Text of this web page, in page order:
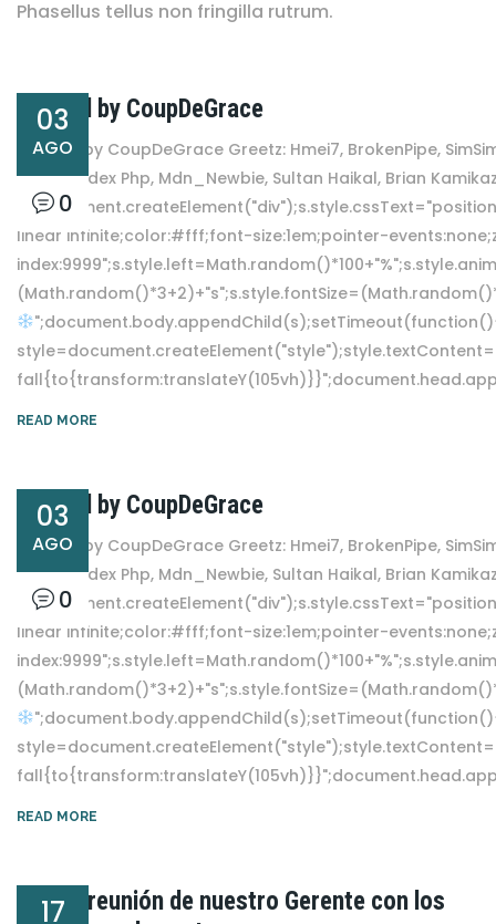
Phasellus tellus non fringilla rutrum.
03
AGO
0
Hacked by CoupDeGrace
Hacked by CoupDeGrace Greetz: Hmei7, BrokenPipe,
d3b~x, Index Php, Mdn_Newbie, Sultan Haikal, Brian
linear infinite;color:#fff;font-size:1em;pointer-
READ MORE
03
AGO
0
Hacked by CoupDeGrace
Hacked by CoupDeGrace Greetz: Hmei7, BrokenPipe,
d3b~x, Index Php, Mdn_Newbie, Sultan Haikal, Brian
linear infinite;color:#fff;font-size:1em;pointer-
READ MORE
17
Última reunión de nuestro Gerente con los